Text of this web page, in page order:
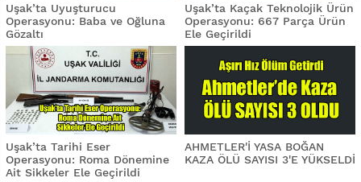
Uşak’ta Uyuşturucu
Operasyonu: Baba ve Oğluna
Gözaltı
Uşak’ta Kaçak Teknolojik Ürün
Operasyonu: 667 Parça Ürün
Ele Geçirildi
Uşak’ta Tarihi Eser
Operasyonu: Roma Dönemine
Ait Sikkeler Ele Geçirildi
AHMETLER'İ YASA BOĞAN
KAZA ÖLÜ SAYISI 3'E YÜKSELDİ